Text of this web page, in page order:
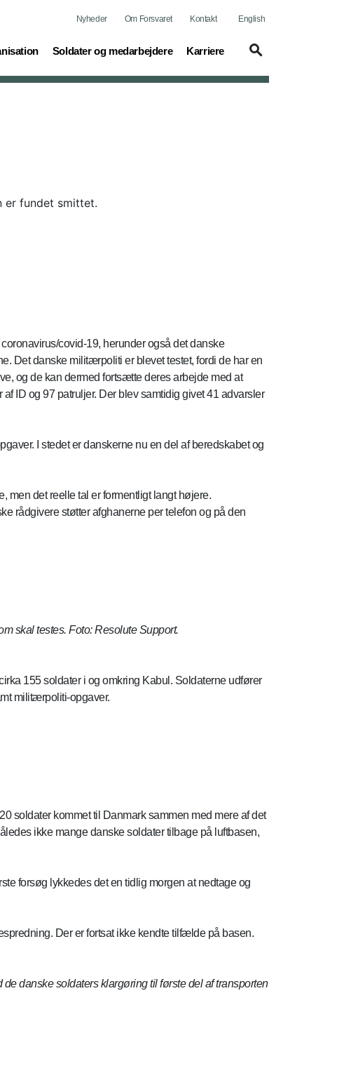
Nyheder Om Forsvaret Kontakt English
Soldater og medarbejdere
(current) Karriere
(current)
er fundet smittet.
covid-19, herunder også det danske
Det danske militærpoliti er blevet testet, fordi de har en
og de kan dermed fortsætte deres arbejde med at
ID og 97 patruljer. Der blev samtidig givet 41 advarsler
I stedet er danskerne nu en del af beredskabet og
men det reelle tal er formentligt langt højere.
rådgivere støtter afghanerne per telefon og på den
skal testes. Foto: Resolute Support.
155 soldater i og omkring Kabul. Soldaterne udfører
militærpoliti-opgaver.
soldater kommet til Danmark sammen med mere af det
ikke mange danske soldater tilbage på luftbasen,
forsøg lykkedes det en tidlig morgen at nedtage og
Der er fortsat ikke kendte tilfælde på basen.
danske soldaters klargøring til første del af transporten